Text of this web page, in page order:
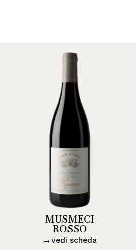
MUSMECI
ROSSO
vedi scheda